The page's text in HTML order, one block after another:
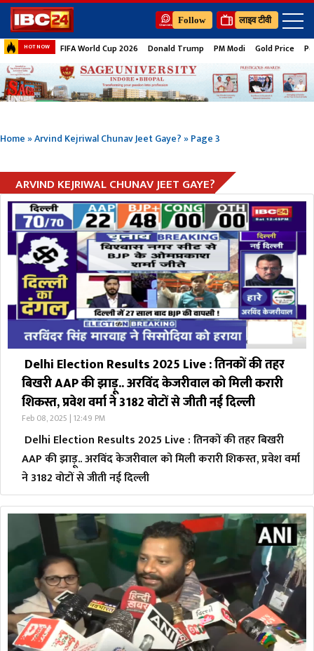
Follow लाइव टीवी
HOT NOW FIFA World Cup 2026 Donald Trump PM Modi Gold Price
Home»Arvind Kejriwal Chunav Jeet Gaye?»Page 3
ARVIND KEJRIWAL CHUNAV JEET GAYE?
Delhi Election Results 2025 Live : तिनकों की तहर
बिखरी AAP की झाड़ू.. अरविंद केजरीवाल को मिली करारी
शिकस्त, प्रवेश वर्मा ने 3182 वोटों से जीती नई दिल्ली
Feb 08, 2025 | 12:49 PM
Delhi Election Results 2025 Live : तिनकों की तहर बिखरी
AAP की झाड़ू.. अरविंद केजरीवाल को मिली करारी शिकस्त, प्रवेश वर्मा
ने 3182 वोटों से जीती नई दिल्ली